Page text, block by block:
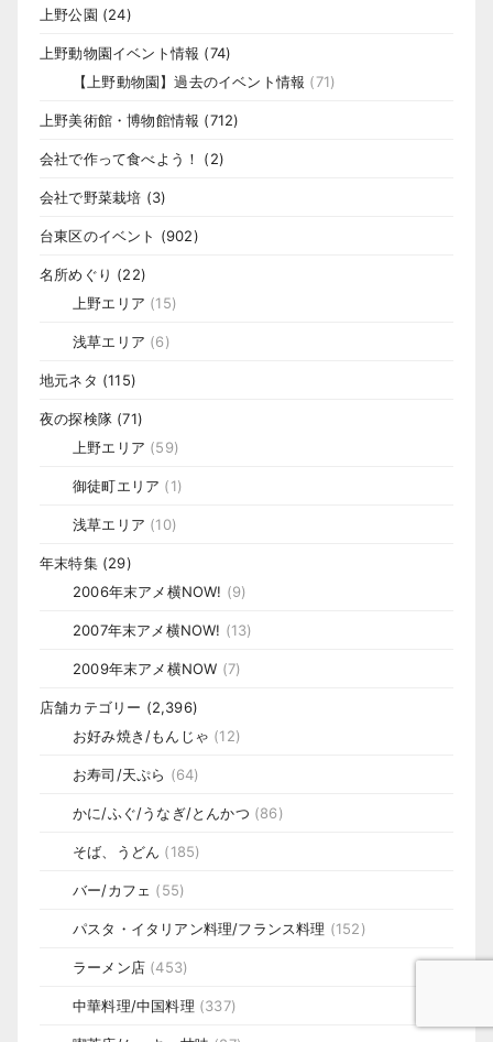
上野公園 (24)
上野動物園イベント情報 (74)
【上野動物園】過去のイベント情報 (71)
上野美術館・博物館情報 (712)
会社で作って食べよう！ (2)
会社で野菜栽培 (3)
台東区のイベント (902)
名所めぐり (22)
上野エリア (15)
浅草エリア (6)
地元ネタ (115)
夜の探検隊 (71)
上野エリア (59)
御徒町エリア (1)
浅草エリア (10)
年末特集(29)
2006年末アメ横NOW! (9)
2007年末アメ横NOW! (13)
2009年末アメ横NOW (7)
店舗カテゴリー (2,396)
お好み焼き/もんじゃ (12)
お寿司/天ぷら (64)
かに/ふぐ/うなぎ/とんかつ (86)
そば、うどん (185)
バー/カフェ (55)
パスタ・イタリアン料理/フランス料理 (152)
ラーメン店 (453)
中華料理/中国料理 (337)